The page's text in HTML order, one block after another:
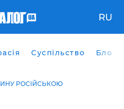
RU
Суспільство Блоги
РОСІЙСЬКОЮ